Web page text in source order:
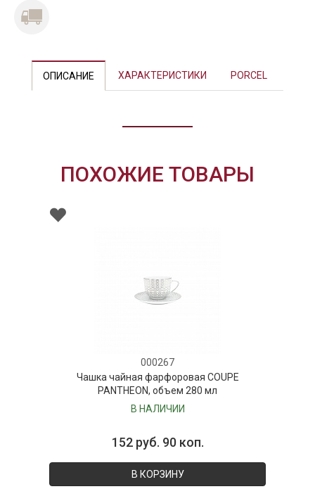
ОПИСАНИЕ ХАРАКТЕРИСТИКИ PORCEL
ПОХОЖИЕ ТОВАРЫ
000267
Чашка чайная фарфоровая COUPE
PANTHEON, объем 280 мл
В НАЛИЧИИ
152 руб. 90 коп.
В КОРЗИНУ